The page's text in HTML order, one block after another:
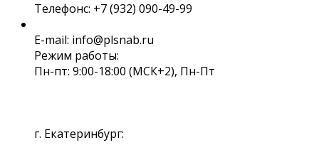
Телефонс: +7 (932) 090-49-99
E-mail: info@plsnab.ru
Режим работы:
Пн-пт: 9:00-18:00 (МСК+2), Пн-Пт
г. Екатеринбург: